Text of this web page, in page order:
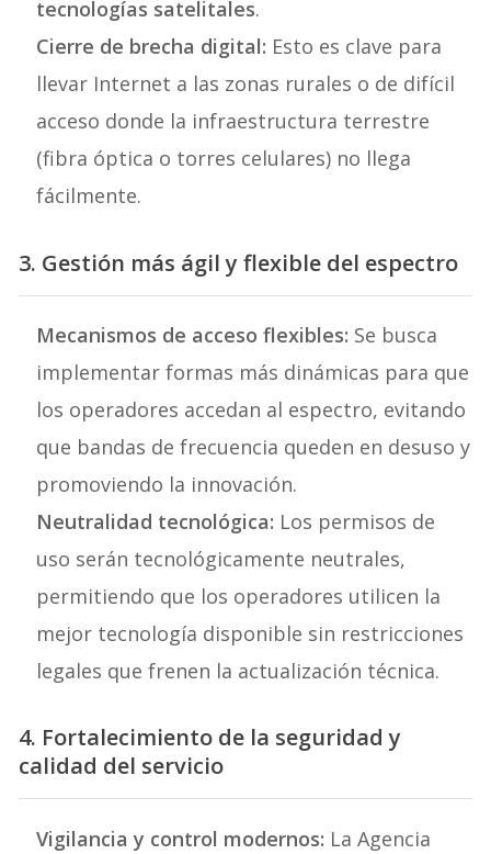
tecnologías satelitales.
Cierre de brecha digital: Esto es clave para
llevar Internet a las zonas rurales o de difícil
acceso donde la infraestructura terrestre
(fibra óptica o torres celulares) no llega
fácilmente.
3. Gestión más ágil y flexible del espectro
Mecanismos de acceso flexibles: Se busca
implementar formas más dinámicas para que
los operadores accedan al espectro, evitando
que bandas de frecuencia queden en desuso y
promoviendo la innovación.
Neutralidad tecnológica: Los permisos de
uso serán tecnológicamente neutrales,
permitiendo que los operadores utilicen la
mejor tecnología disponible sin restricciones
legales que frenen la actualización técnica.
4. Fortalecimiento de la seguridad y
calidad del servicio
Vigilancia y control modernos: La Agencia